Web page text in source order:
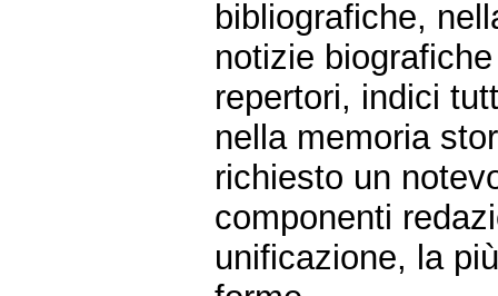
bibliografiche,
notizie
repertori, indici
nella memoria
richiesto un
componenti
unificazione, la